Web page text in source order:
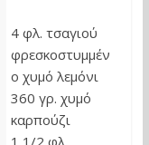
4 φλ. τσαγιού
φρεσκοστυμμέν
ο χυμό λεμόνι
360 γρ. χυμό
καρπούζι